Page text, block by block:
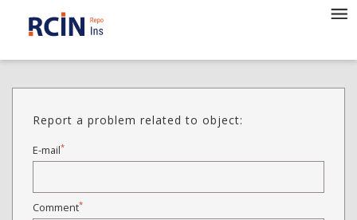
Report a problem related to object:
E-mail*
Comment*